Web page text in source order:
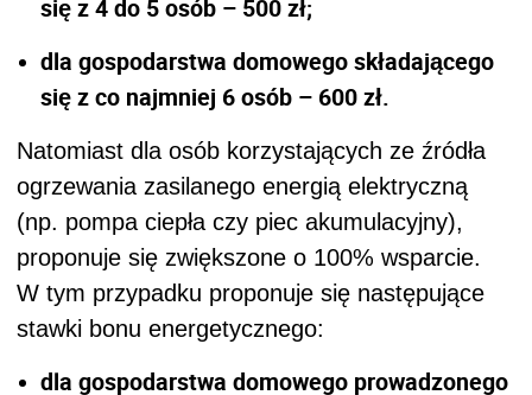
się z 4 do 5 osób – 500 zł;
dla gospodarstwa domowego składającego
się z co najmniej 6 osób – 600 zł.
Natomiast dla osób korzystających ze źródła
ogrzewania zasilanego energią elektryczną
(np. pompa ciepła czy piec akumulacyjny),
proponuje się zwiększone o 100% wsparcie.
W tym przypadku proponuje się następujące
stawki bonu energetycznego:
dla gospodarstwa domowego prowadzonego